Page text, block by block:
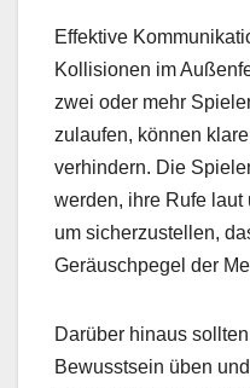
Effektive
Kollisionen im
zwei oder mehr
zulaufen, können
verhindern. Die
werden, ihre Rufe laut
um sicherzustellen,
Geräuschpegel der
Darüber hinaus
Bewusstsein üben